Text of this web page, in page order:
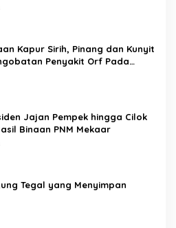
Kapur Sirih, Pinang dan Kunyit
Penyakit Orf Pada
Jajan Pempek hingga Cilok
Binaan PNM Mekaar
Tegal yang Menyimpan